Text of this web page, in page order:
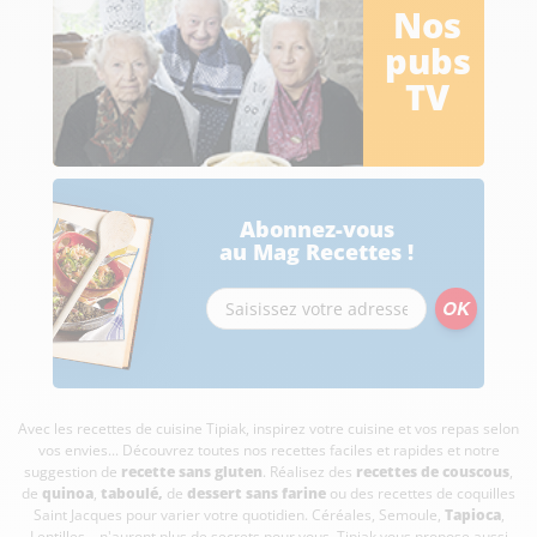
Nos
pubs
TV
Abonnez-vous
au Mag Recettes !
Avec les recettes de cuisine Tipiak, inspirez votre cuisine et vos repas selon
vos envies... Découvrez toutes nos recettes faciles et rapides et notre
suggestion de recette sans gluten. Réalisez des recettes de couscous,
de quinoa, taboulé, de dessert sans farine ou des recettes de coquilles
Saint Jacques pour varier votre quotidien. Céréales, Semoule, Tapioca,